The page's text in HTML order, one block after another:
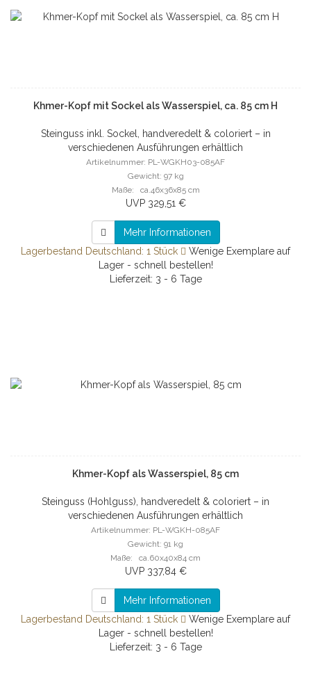
Khmer-Kopf mit Sockel als Wasserspiel, ca. 85 cm H
Steinguss inkl. Sockel, handveredelt & coloriert – in
verschiedenen Ausführungen erhältlich
Artikelnummer: PL-WGKH03-085AF
Gewicht: 97 kg
Maße: ca.46x36x85 cm
UVP 329,51 €
Mehr Informationen
Lagerbestand Deutschland: 1 Stück
Wenige Exemplare auf
Lager - schnell bestellen!
Lieferzeit: 3 - 6 Tage
Khmer-Kopf als Wasserspiel, 85 cm
Steinguss (Hohlguss), handveredelt & coloriert – in
verschiedenen Ausführungen erhältlich
Artikelnummer: PL-WGKH-085AF
Gewicht: 91 kg
Maße: ca.60x40x84 cm
UVP 337,84 €
Mehr Informationen
Lagerbestand Deutschland: 1 Stück
Wenige Exemplare auf
Lager - schnell bestellen!
Lieferzeit: 3 - 6 Tage